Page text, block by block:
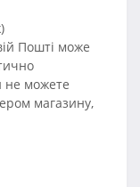
Пошті може
не можете
магазину,